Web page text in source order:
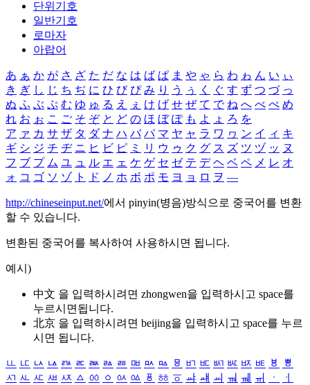
단위기호
일반기호
로마자
아랍어
あ ぁ か が さ ざ た だ な は ば ぱ ま や ゃ ら わ ゎ ん い ぃ
き ぎ し じ ち ぢ に ひ び ぴ み り う ぅ く ぐ す ず つ づ っ
ぬ ふ ぶ ぷ む ゆ ゅ る え ぇ け げ せ ぜ て で ね へ べ ぺ め
れ お ぉ こ ご そ ぞ と ど の ほ ぼ ぽ も よ ょ ろ を
ア ァ カ サ ザ タ ダ ナ ハ バ パ マ ヤ ャ ラ ワ ヮ ン イ ィ キ
ギ シ ジ チ ヂ ニ ヒ ビ ピ ミ リ ウ ゥ ク グ ス ズ ツ ヅ ッ ヌ
フ ブ プ ム ユ ュ ル エ ェ ケ ゲ セ ゼ テ デ ヘ ベ ペ メ レ オ
ォ コ ゴ ソ ゾ ト ド ノ ホ ボ ポ モ ヨ ョ ロ ヲ ―
http://chineseinput.net/에서 pinyin(병음)방식으로 중국어를 변환
할 수 있습니다.
변환된 중국어를 복사하여 사용하시면 됩니다.
예시)
中文 을 입력하시려면 zhongwen을 입력하시고 space를
누르시면됩니다.
北京 을 입력하시려면 beijing을 입력하시고 space를 누르
시면 됩니다.
ㅥ ㅦ ㅧ ㅨ ㅩ ㅪ ㅫ ㅬ ㅭ ㅮ ㅯ ㅰ ㅱ ㅲ ㅳ ㅴ ㅵ ㅶ ㅷ ㅸ
ㅹ
ㅺ ㅻ ㅼ ㅽ ㅾ ㅿ ㆀ ㆁ ㆂ ㆃ ㆄ ㆅ ㆆ ㆇ ㆈ ㆉ ㆊ ㆋ ㆌ ㆍ
ㆎ